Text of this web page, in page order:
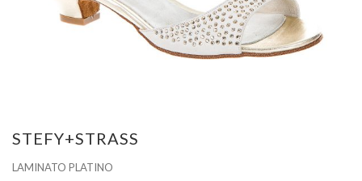
STEFY+STRASS
LAMINATO PLATINO